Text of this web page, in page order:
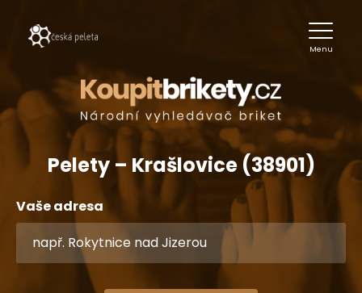
Menu
Pelety – Krašlovice (38901)
Vaše adresa